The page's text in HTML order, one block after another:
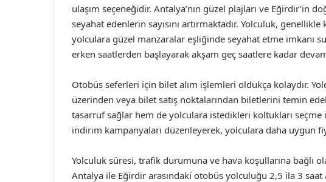
ulaşım seçeneğidir. Antalya’nın güzel plajları ve Eğirdir’in
seyahat edenlerin sayısını artırmaktadır. Yolculuk,
yolculara güzel manzaralar eşliğinde seyahat etme imkanı
erken saatlerden başlayarak akşam geç saatlere kadar
Otobüs seferleri için bilet alım işlemleri oldukça kolaydır.
üzerinden veya bilet satış noktalarından biletlerini temin
tasarruf sağlar hem de yolculara istedikleri koltukları seçme
indirim kampanyaları düzenleyerek, yolculara daha uygun
Yolculuk süresi, trafik durumuna ve hava koşullarına bağlı
Antalya ile Eğirdir arasındaki otobüs yolculuğu 2,5 ila 3 saat